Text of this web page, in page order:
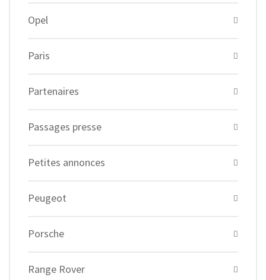
Opel
Paris
Partenaires
Passages presse
Petites annonces
Peugeot
Porsche
Range Rover